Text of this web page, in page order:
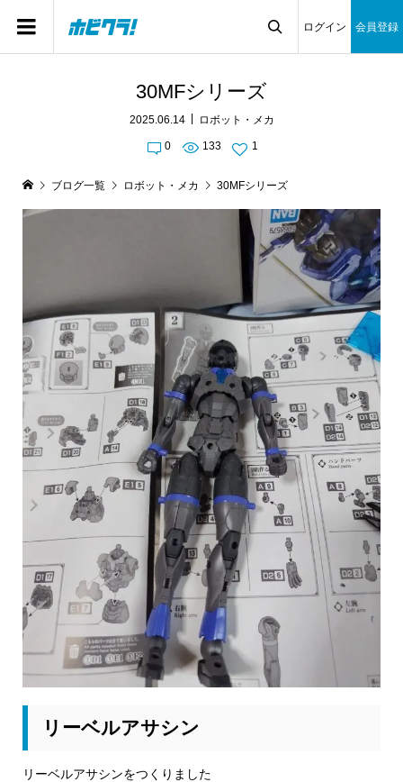
ログイン 会員登録
30MFシリーズ
2025.06.14 ロボット・メカ
0 133 1
ブログ一覧 ロボット・メカ 30MFシリーズ
リーベルアサシン
リーベルアサシンをつくりました